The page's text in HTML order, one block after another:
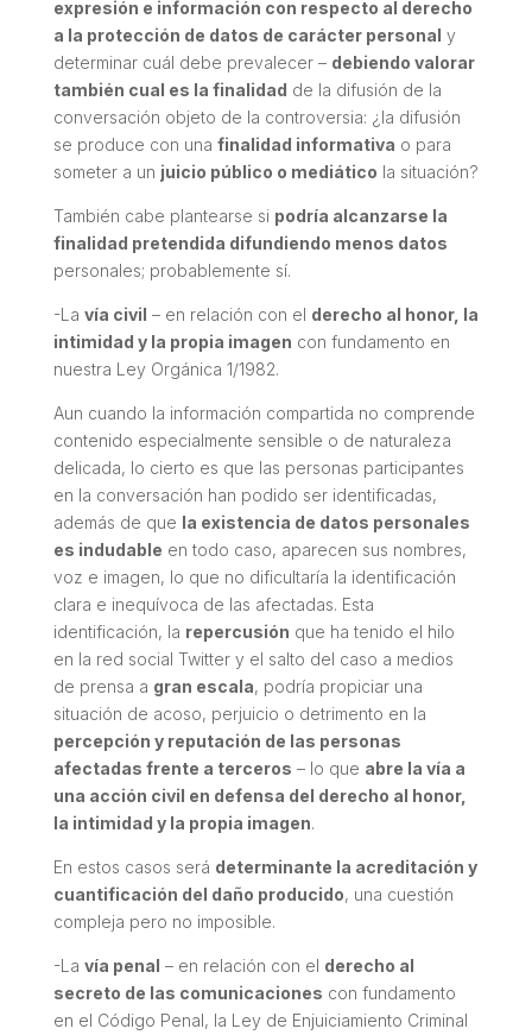
expresión e información con respecto al derecho
a la protección de datos de carácter personal y
determinar cuál debe prevalecer – debiendo valorar
también cual es la finalidad de la difusión de la
conversación objeto de la controversia: ¿la difusión
se produce con una finalidad informativa o para
someter a un juicio público o mediático la situación?
También cabe plantearse si podría alcanzarse la
finalidad pretendida difundiendo menos datos
personales; probablemente sí.
-La vía civil – en relación con el derecho al honor, la
intimidad y la propia imagen con fundamento en
nuestra Ley Orgánica 1/1982.
Aun cuando la información compartida no comprende
contenido especialmente sensible o de naturaleza
delicada, lo cierto es que las personas participantes
en la conversación han podido ser identificadas,
además de que la existencia de datos personales
es indudable en todo caso, aparecen sus nombres,
voz e imagen, lo que no dificultaría la identificación
clara e inequívoca de las afectadas. Esta
identificación, la repercusión que ha tenido el hilo
en la red social Twitter y el salto del caso a medios
de prensa a gran escala, podría propiciar una
situación de acoso, perjuicio o detrimento en la
percepción y reputación de las personas
afectadas frente a terceros – lo que abre la vía a
una acción civil en defensa del derecho al honor,
la intimidad y la propia imagen.
En estos casos será determinante la acreditación y
cuantificación del daño producido, una cuestión
compleja pero no imposible.
-La vía penal – en relación con el derecho al
secreto de las comunicaciones con fundamento
en el Código Penal, la Ley de Enjuiciamiento Criminal